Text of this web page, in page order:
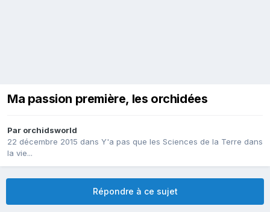
Ma passion première, les orchidées
Par orchidsworld
22 décembre 2015 dans Y'a pas que les Sciences de la Terre dans
la vie...
Répondre à ce sujet